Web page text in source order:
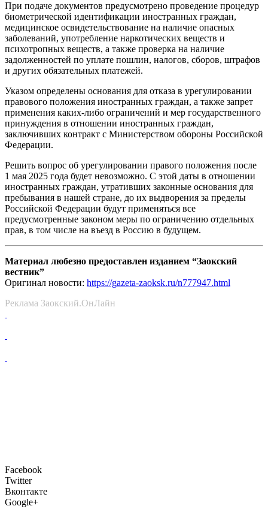
При подаче документов предусмотрено проведение процедур
биометрической идентификации иностранных граждан,
медицинское освидетельствование на наличие опасных
заболеваний, употребление наркотических веществ и
психотропных веществ, а также проверка на наличие
задолженностей по уплате пошлин, налогов, сборов, штрафов
и других обязательных платежей.
Указом определены основания для отказа в урегулировании
правового положения иностранных граждан, а также запрет
применения каких-либо ограничений и мер государственного
принуждения в отношении иностранных граждан,
заключивших контракт с Министерством обороны Российской
Федерации.
Решить вопрос об урегулировании правого положения после
1 мая 2025 года будет невозможно. С этой даты в отношении
иностранных граждан, утративших законные основания для
пребывания в нашей стране, до их выдворения за пределы
Российской Федерации будут применяться все
предусмотренные законом меры по ограничению отдельных
прав, в том числе на въезд в Россию в будущем.
Материал любезно предоставлен изданием “Заокский
вестник”
Оригинал новости: https://gazeta-zaoksk.ru/n777947.html
Реклама Заокский.ОнЛайн
Facebook
Twitter
Вконтакте
Google+